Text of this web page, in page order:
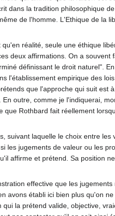
dans la tradition philosophique
de l'homme. L'Ethique de la
réalité, seule une éthique
deux affirmations. On a souvent
définissant le droit naturel".
l'établissement empirique des
que l'approche qui suit est
outre, comme je l'indiquerai,
Rothbard fait réellement
suivant laquelle le choix entre les
les jugements de valeur ou les
affirme et prétend. Sa position
effective que les
avons établi ici bien plus qu'on
la prétend valide, objective,